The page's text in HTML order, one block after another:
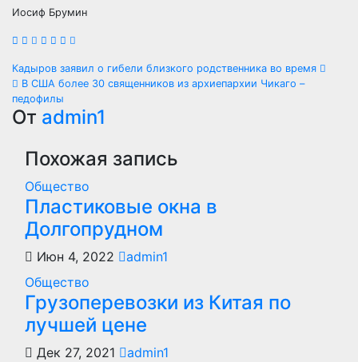
Иосиф Брумин
Навигация
по
записям
Кадыров заявил о гибели близкого родственника во время
В США более 30 священников из архиепархии Чикаго –
педофилы
От admin1
Похожая запись
Общество
Пластиковые окна в
Долгопрудном
Июн 4, 2022
admin1
Общество
Грузоперевозки из Китая по
лучшей цене
Дек 27, 2021
admin1